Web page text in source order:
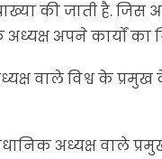
की जाती है. जिस
अपने कार्यों का
वाले विश्व के
अध्यक्ष वाले